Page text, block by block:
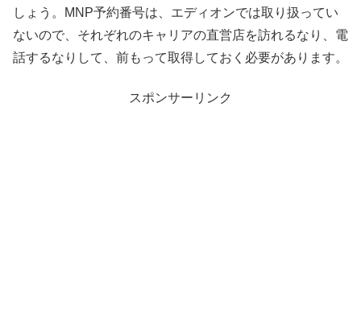
しょう。MNP予約番号は、エディオンでは取り扱ってい
ないので、それぞれのキャリアの直営店を訪れるなり、電
話するなりして、前もって取得しておく必要があります。
スポンサーリンク